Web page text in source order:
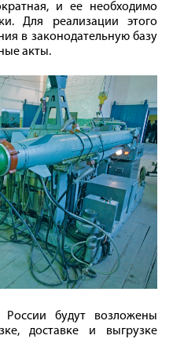
и ее необходимо
Для реализации этого
в законодательную базу
акты.
будут возложены
доставке и выгрузке